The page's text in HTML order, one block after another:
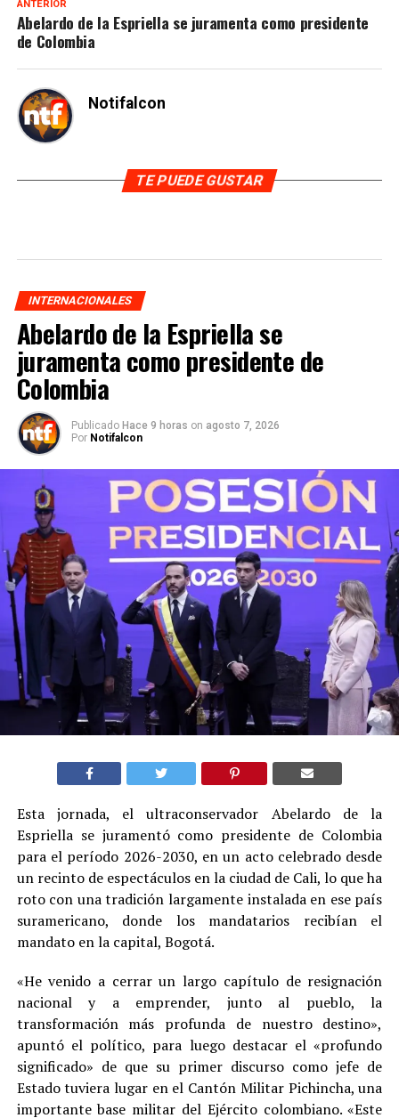
ANTERIOR
Abelardo de la Espriella se juramenta como presidente
de Colombia
Notifalcon
TE PUEDE GUSTAR
INTERNACIONALES
Abelardo de la Espriella se
juramenta como presidente de
Colombia
Publicado Hace 9 horas on agosto 7, 2026
Por Notifalcon
Esta jornada, el ultraconservador Abelardo de la
Espriella se juramentó como presidente de Colombia
para el período 2026-2030, en un acto celebrado desde
un recinto de espectáculos en la ciudad de Cali, lo que ha
roto con una tradición largamente instalada en ese país
suramericano, donde los mandatarios recibían el
mandato en la capital, Bogotá.
«He venido a cerrar un largo capítulo de resignación
nacional y a emprender, junto al pueblo, la
transformación más profunda de nuestro destino»,
apuntó el político, para luego destacar el «profundo
significado» de que su primer discurso como jefe de
Estado tuviera lugar en el Cantón Militar Pichincha, una
importante base militar del Ejército colombiano. «Este